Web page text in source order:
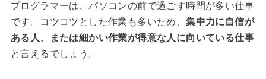
プログラマーは、パソコンの前で過ごす時間が多い仕事
です。コツコツとした作業も多いため、集中力に自信が
ある人、または細かい作業が得意な人に向いている仕事
と言えるでしょう。